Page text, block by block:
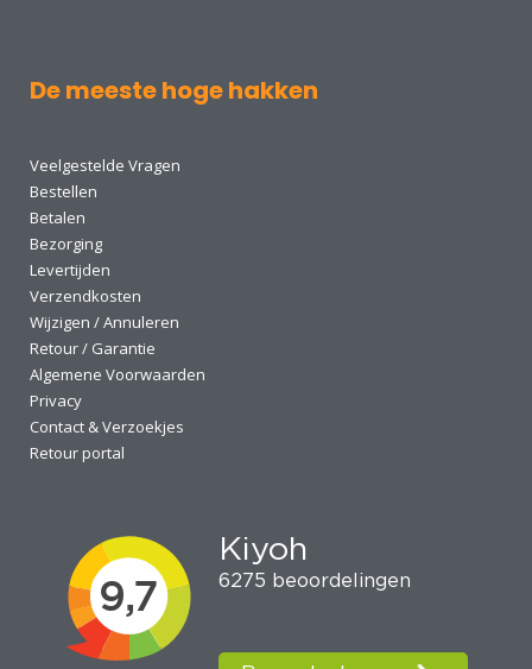
De meeste hoge hakken
Veelgestelde Vragen
Bestellen
Betalen
Bezorging
Levertijden
Verzendkosten
Wijzigen / Annuleren
Retour / Garantie
Algemene Voorwaarden
Privacy
Contact & Verzoekjes
Retour portal